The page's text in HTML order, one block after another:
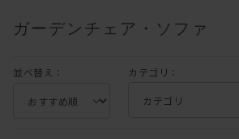
ガーデンチェア・ソファ
並べ替え： カテゴリ：